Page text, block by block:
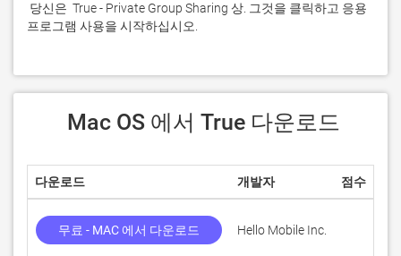
프로그램 사용을 시작하십시오.
Mac OS 에서 True 다운로드
다운로드 개발자 점수
무료 - MAC 에서 다운로드 Hello Mobile Inc.